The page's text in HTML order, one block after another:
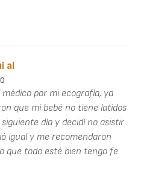
al
por mi ecografía, ya
que mi bebé no tiene latidos
día y decidí no asistir
igual y me recomendaron
que todo esté bien tengo fe